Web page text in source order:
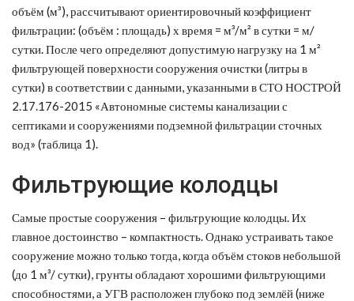
объём (м³), рассчитывают ориентировочный коэффициент
фильтрации: (объём : площадь) х время = м³/м² в сутки = м/
сутки. После чего определяют допустимую нагрузку на 1 м²
фильтрующей поверхности сооружения очистки (литры в
сутки) в соответствии с данными, указанными в СТО НОСТРОЙ
2.17.176-2015 «Автономные системы канализации с
септиками и сооружениями подземной фильтрации сточных
вод» (таблица 1).
Фильтрующие колодцы
Самые простые сооружения – фильтрующие колодцы. Их
главное достоинство – компактность. Однако устраивать такое
сооружение можно только тогда, когда объём стоков небольшой
(до 1 м³/ сутки), грунты обладают хорошими фильтрующими
способностями, а УГВ расположен глубоко под землёй (ниже